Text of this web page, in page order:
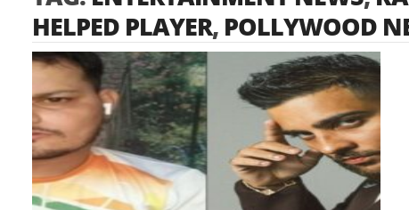
HELPED PLAYER, POLLYWOOD